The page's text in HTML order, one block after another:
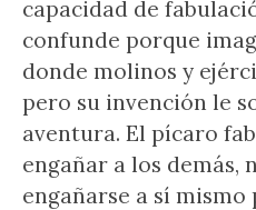
capacidad de
confunde porque
donde molinos y
pero su invención le
aventura. El pícaro
engañar a los demás,
engañarse a sí